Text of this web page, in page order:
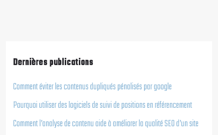
Dernières publications
Comment éviter les contenus dupliqués pénalisés par google
Pourquoi utiliser des logiciels de suivi de positions en référencement
Comment l’analyse de contenu aide à améliorer la qualité SEO d’un site